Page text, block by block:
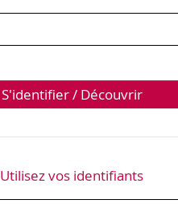
S'identifier / Découvrir
Utilisez vos identifiants